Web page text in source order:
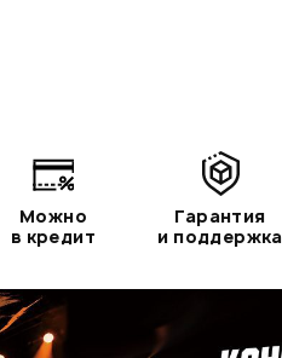
Можно
в кредит
Гарантия
и поддержка